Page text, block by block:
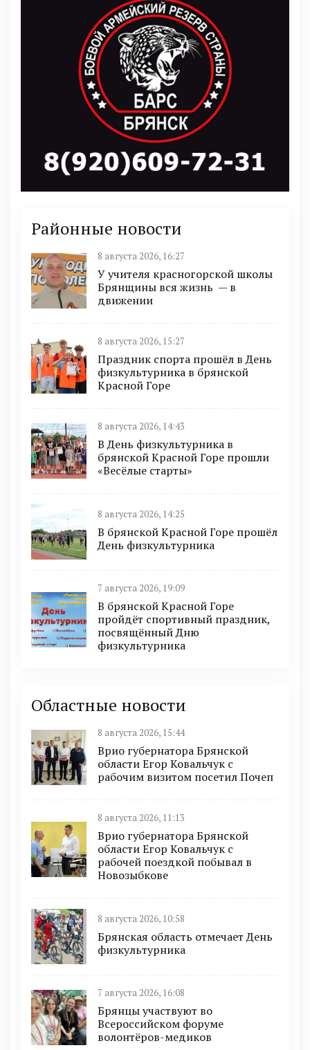
Районные новости
8 августа 2026, 16:27
У учителя красногорской школы
Брянщины вся жизнь — в
движении
8 августа 2026, 15:27
Праздник спорта прошёл в День
физкультурника в брянской
Красной Горе
8 августа 2026, 14:43
В День физкультурника в
брянской Красной Горе прошли
«Весёлые старты»
8 августа 2026, 14:25
В брянской Красной Горе прошёл
День физкультурника
7 августа 2026, 19:09
В брянской Красной Горе
пройдёт спортивный праздник,
посвящённый Дню
физкультурника
Областные новости
8 августа 2026, 15:44
Врио губернатора Брянской
области Егор Ковальчук с
рабочим визитом посетил Почеп
8 августа 2026, 11:13
Врио губернатора Брянской
области Егор Ковальчук с
рабочей поездкой побывал в
Новозыбкове
8 августа 2026, 10:58
Брянская область отмечает День
физкультурника
7 августа 2026, 16:08
Брянцы участвуют во
Всероссийском форуме
волонтёров-медиков